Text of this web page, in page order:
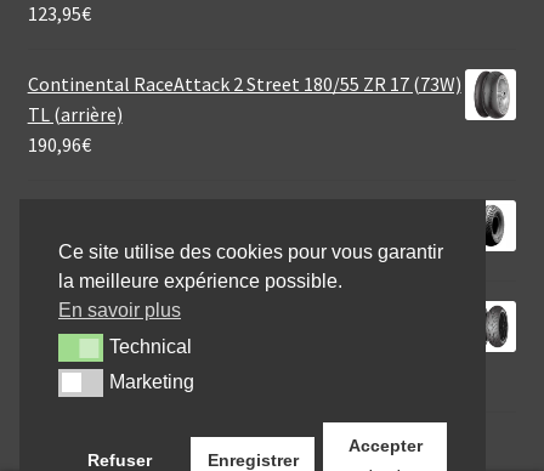
123,95€
Continental RaceAttack 2 Street 180/55 ZR 17 (73W)
TL (arrière)
190,96€
32,80€
Mitas 190/55 ZR 17 (75W) TOURING FORCE SP TL
(arrière)
131,95€
Ce site utilise des cookies pour vous garantir
la meilleure expérience possible.
En savoir plus
TechnicalTechnical
MarketingMarketing
Refuser Enregistrer
Accepter